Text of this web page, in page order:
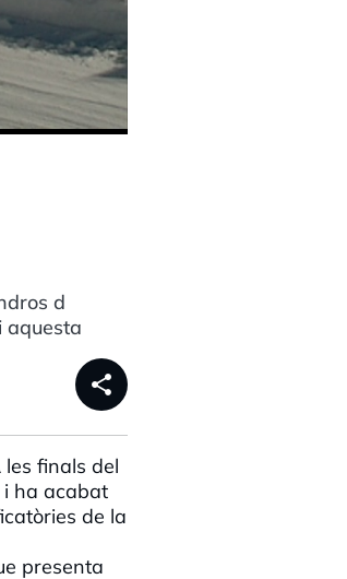
d
aquesta
share
finals del
i ha acabat
de la
presenta